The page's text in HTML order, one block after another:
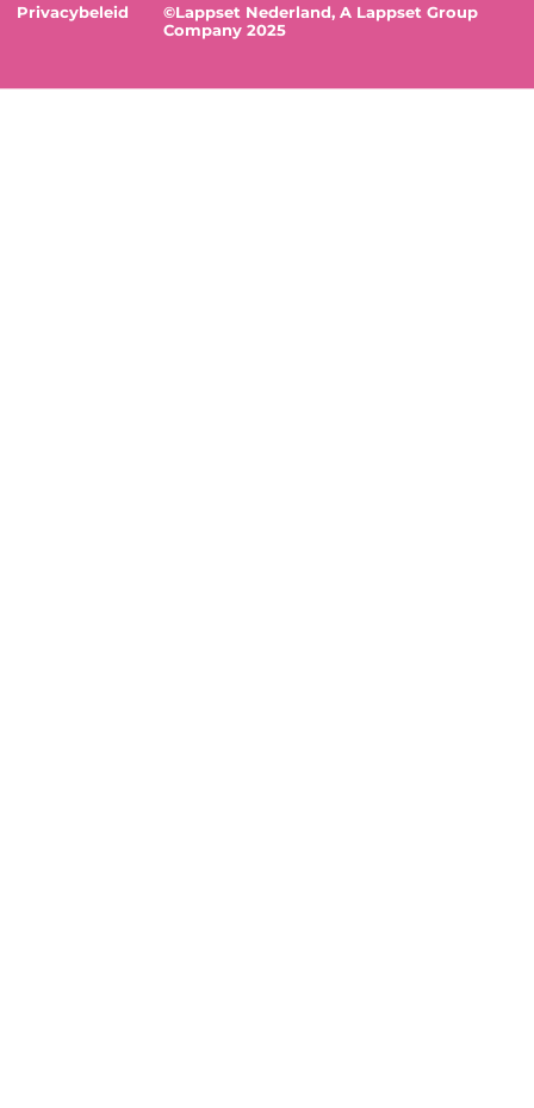
Privacybeleid
©Lappset Nederland, A Lappset Group
Company 2025